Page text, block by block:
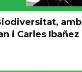
amb
i Carles Ibañez